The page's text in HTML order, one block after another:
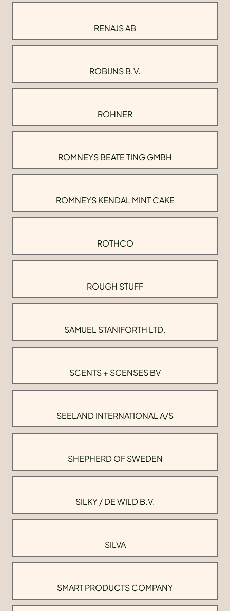
RENAJS AB
ROBIJNS B.V.
ROHNER
ROMNEYS BEATE TING GMBH
ROMNEYS KENDAL MINT CAKE
ROTHCO
ROUGH STUFF
SAMUEL STANIFORTH LTD.
SCENTS + SCENSES BV
SEELAND INTERNATIONAL A/S
SHEPHERD OF SWEDEN
SILKY / DE WILD B.V.
SILVA
SMART PRODUCTS COMPANY